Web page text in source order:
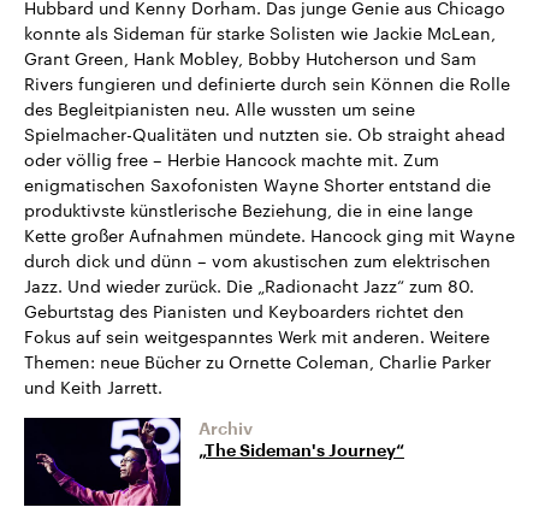
Hubbard und Kenny Dorham. Das junge Genie aus Chicago
konnte als Sideman für starke Solisten wie Jackie McLean,
Grant Green, Hank Mobley, Bobby Hutcherson und Sam
Rivers fungieren und definierte durch sein Können die Rolle
des Begleitpianisten neu. Alle wussten um seine
Spielmacher-Qualitäten und nutzten sie. Ob straight ahead
oder völlig free – Herbie Hancock machte mit. Zum
enigmatischen Saxofonisten Wayne Shorter entstand die
produktivste künstlerische Beziehung, die in eine lange
Kette großer Aufnahmen mündete. Hancock ging mit Wayne
durch dick und dünn – vom akustischen zum elektrischen
Jazz. Und wieder zurück. Die „Radionacht Jazz“ zum 80.
Geburtstag des Pianisten und Keyboarders richtet den
Fokus auf sein weitgespanntes Werk mit anderen. Weitere
Themen: neue Bücher zu Ornette Coleman, Charlie Parker
und Keith Jarrett.
Archiv
„The Sideman's Journey“